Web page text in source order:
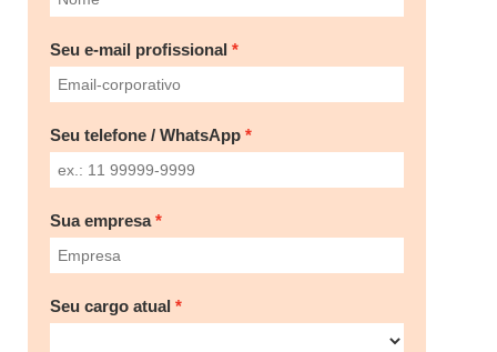
Seu e-mail profissional
Seu telefone / WhatsApp
Sua empresa
Seu cargo atual